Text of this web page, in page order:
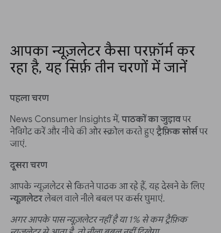
आपका न्यूज़लेटर कैसा परफ़ॉर्म कर
रहा है, यह सिर्फ़ तीन चरणों में जानें
पहला चरण
News Consumer Insights में,पाठकों का जुड़ावपर
नेविगेट करें और नीचे की ओर स्क्रोल करते हुएट्रैफ़िक सोर्सपर
जाएं.
दूसरा चरण
आपके न्यूज़लेटर से कितने पाठक आ रहे हैं, यह देखने के लिए
न्यूज़लेटरलेबल वाले नीले बबल पर कर्सर घुमाएं.
अगर आपके पास न्यूज़लेटर नहीं है या 1% से कम ट्रैफ़िक